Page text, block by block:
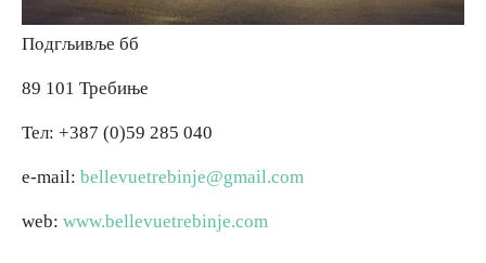
Подгљивље бб
89 101 Требиње
Тел: +387 (0)59 285 040
e-mail: bellevuetrebinje@gmail.com
web: www.bellevuetrebinje.com